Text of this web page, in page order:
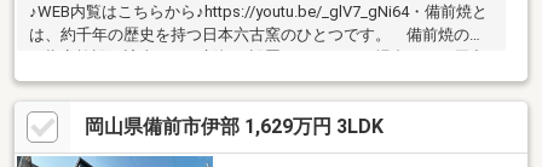
♪WEB内覧はこちらから♪https://youtu.be/_glV7_gNi64・備前焼と
は、約千年の歴史を持つ日本六古窯のひとつです。 備前焼の窯
は指定施設に該当し、 新規に設置しようとする場合には、届出
が必要となります。 古き良き日本家屋で岡山を代表する焼き
物、 「備前焼」を身近に感じるお住まいを体感ください。※土
砂災害警戒区域に該当します
岡山県備前市伊部 1,629万円 3LDK